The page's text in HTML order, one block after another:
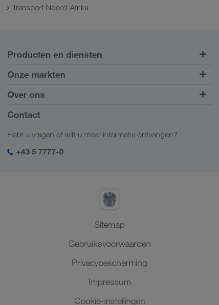
Transport Noord-Afrika
Producten en diensten
Transport over de weg
Klantenportaal CONNECT
Digitale oplossingen
Brancheoplossingen
Onze markten
Europa
Kaukasus
Centraal-Azië
Midden-Oosten
Over ons
Bedrijfsinformatie
Sociale verantwoordelijkheid
SHEQ-management
Contact
Hebt u vragen of wilt u meer informatie ontvangen?
+43 5 7777-0
Sitemap
Gebruiksvoorwaarden
Privacybescherming
Impressum
Cookie-instellingen